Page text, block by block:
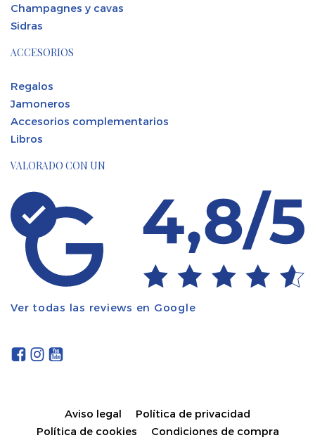
Champagnes y cavas
Sidras
ACCESORIOS
Regalos
Jamoneros
Accesorios complementarios
Libros
VALORADO CON UN
Ver todas las reviews en Google
Aviso legal
Política de privacidad
Política de cookies
Condiciones de compra